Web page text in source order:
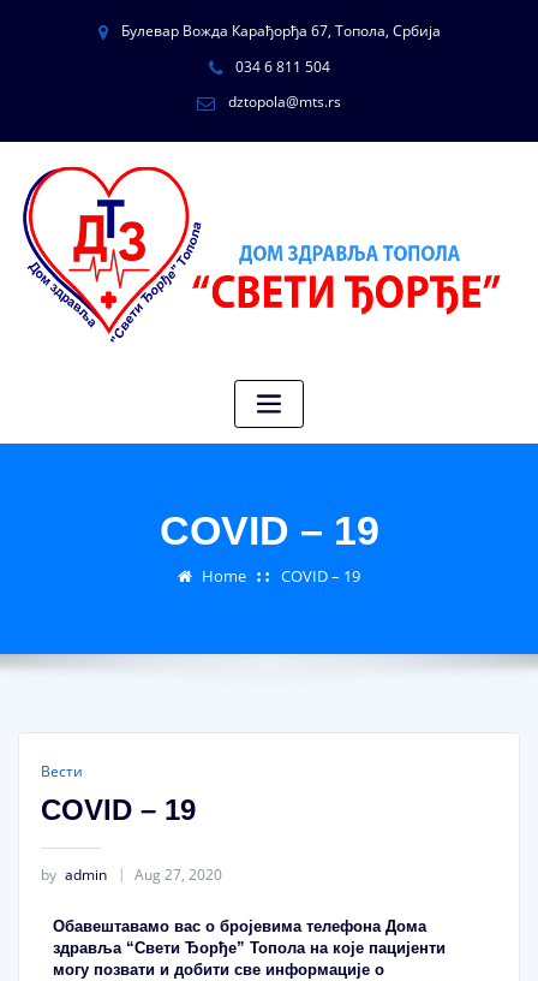
Булевар Вожда Карађорђа 67, Топола, Србија
034 6 811 504
dztopola@mts.rs
COVID – 19
Home COVID – 19
Вести
COVID – 19
by admin Aug 27, 2020
Обавештавамо вас о бројевима телефона Дома
здравља “Свети Ђорђе” Топола на које пацијенти
могу позвати и добити све информације о